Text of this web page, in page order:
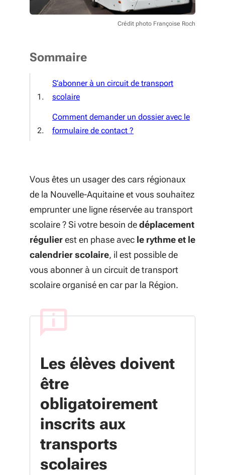
Crédit photo Françoise Roch
Sommaire
S’abonner à un circuit de transport
scolaire
Comment demander un dossier avec le
formulaire de contact ?
Vous êtes un usager des cars régionaux
de la Nouvelle-Aquitaine et vous souhaitez
emprunter une ligne réservée au transport
scolaire ? Si votre besoin dedéplacement
régulierest en phase avec le rythme et le
calendrier scolaire, il est possible de
vous abonner à un circuit de transport
scolaire organisé en car par la Région.
Les élèves doivent
être
obligatoirement
inscrits aux
transports
scolaires